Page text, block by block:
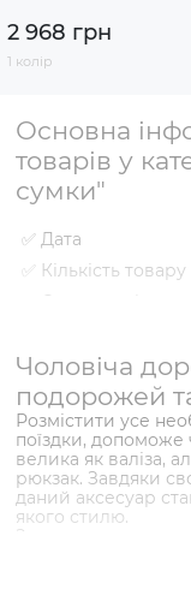
2 968 грн
1 колір
Основна
товарів у
сумки"
✅ Дата
✅ Кількість товару
✅ Середня ціна
товар
✅ Найдорожчий
товар
✅
Найпопулярніший
товар
Чоловіча
подорожей
Розмістити усе
поїздки, допоможе
велика як валіза,
рюкзак. Завдяки
даний аксесуар
якого стилю.
Замовити та
якості можна в